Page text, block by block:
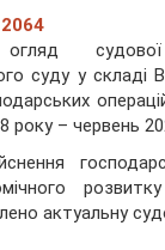
2064
судової
суду у
року – червень
актуальну